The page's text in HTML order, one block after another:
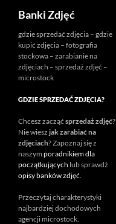
Przejdź
treści
Banki Zdjęć
gdzie sprzedać zdjęcia – gdzie
kupić zdjęcia – fotografia
stockowa – zarabianie na
zdjęciach – sprzedaż zdjęć –
microstock
GDZIE SPRZEDAĆ ZDJĘCIA?
Chcesz zacząć sprzedaż zdjęć?
Nie wiesz jak zarabiać na
zdjęciach? Zapoznaj się z
naszym poradnikiem dla
początkujących lub sprawdź
opisy banków zdjęć.
Przeczytaj charakterystyki
najbardziej dochodowych
agencji microstock.